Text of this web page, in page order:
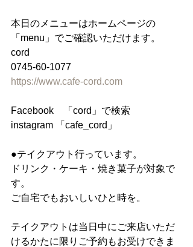
本日のメニューはホームページの
「menu」でご確認いただけます。
cord
0745-60-1077
https://www.cafe-cord.com
Facebook　「cord」で検索
instagram 「cafe_cord」
●テイクアウト行っています。
ドリンク・ケーキ・焼き菓子が対象で
す。
ご自宅でもおいしいひと時を。
テイクアウトは当日中にご来店いただ
けるかたに限りご予約もお受けできま